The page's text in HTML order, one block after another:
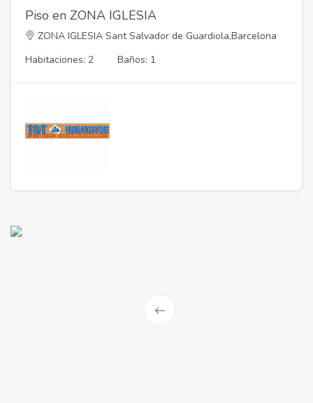
Piso en ZONA IGLESIA
ZONA IGLESIA Sant Salvador de Guardiola,Barcelona
Habitaciones: 2
Baños: 1